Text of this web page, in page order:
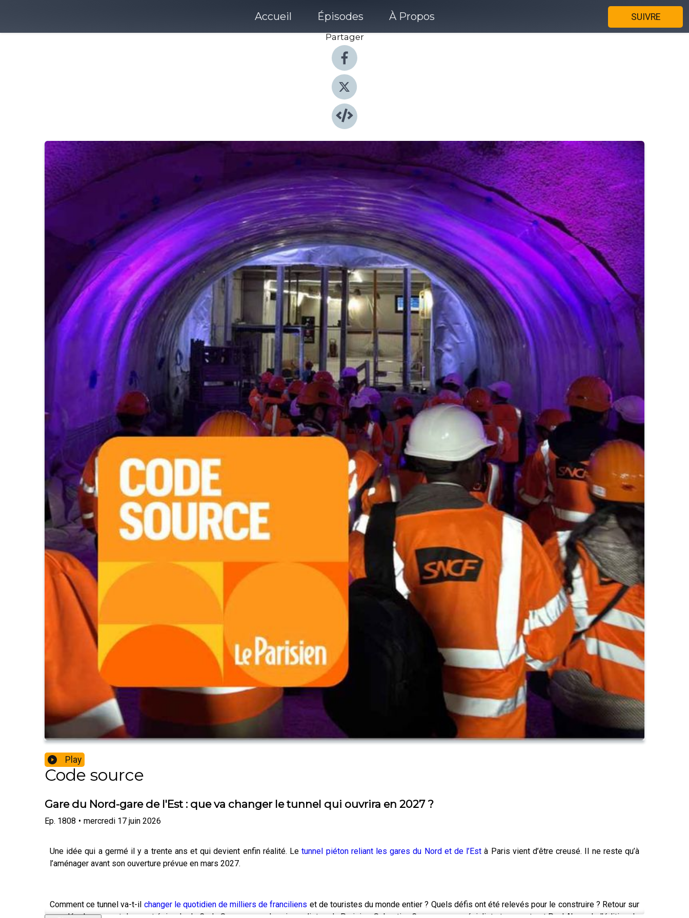
Accueil Épisodes À Propos
SUIVRE
Partager
Play
Code source
Gare du Nord-gare de l'Est : que va changer le tunnel qui ouvrira en 2027 ?
Ep. 1808 • mercredi 17 juin 2026
Une idée qui a germé il y a trente ans et qui devient enfin réalité. Le tunnel piéton reliant les gares du Nord et de l’Est à Paris vient d’être creusé. Il ne reste qu’à
l’aménager avant son ouverture prévue en mars 2027.
Comment ce tunnel va-t-il changer le quotidien de milliers de franciliens et de touristes du monde entier ? Quels défis ont été relevés pour le construire ? Retour sur